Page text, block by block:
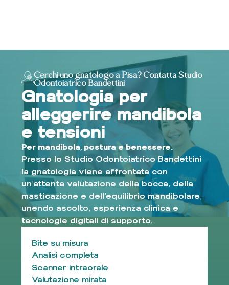
Cerchi uno gnatologo a Pisa? Contatta Studio
Odontoiatrico Bandettini
Gnatologia per
alleggerire mandibola
e tensioni
Per mandibola, postura e benessere.
Presso lo Studio Odontoiatrico Bandettini
la gnatologia viene affrontata con
un’attenta valutazione della bocca, della
masticazione e dell’equilibrio mandibolare,
unendo ascolto, esperienza clinica e
tecnologie digitali di supporto.
Bite su misura
Analisi completa
Scanner intraorale
Valutazione mirata